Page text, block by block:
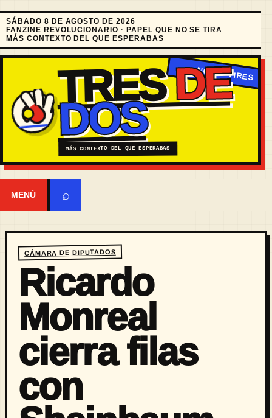
SÁBADO 8 DE AGOSTO DE 2026
FANZINE REVOLUCIONARIO · PAPEL QUE NO SE TIRA
MÁS CONTEXTO DEL QUE ESPERABAS
TRESDE
DOS
MÁS CONTEXTO DEL QUE ESPERABAS
MENÚ ⌕
CÁMARA DE DIPUTADOS
Ricardo
Monreal
cierra filas
con